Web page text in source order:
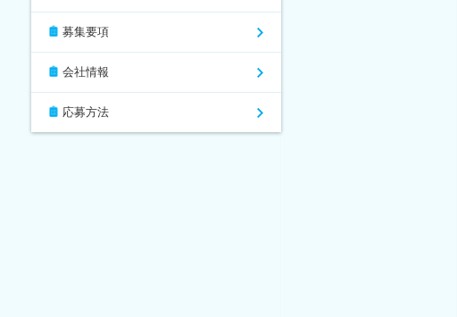
募集要項
会社情報
応募方法